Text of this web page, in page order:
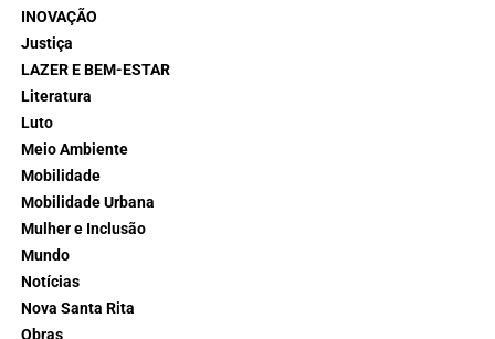
INOVAÇÃO
Justiça
LAZER E BEM-ESTAR
Literatura
Luto
Meio Ambiente
Mobilidade
Mobilidade Urbana
Mulher e Inclusão
Mundo
Notícias
Nova Santa Rita
Obras